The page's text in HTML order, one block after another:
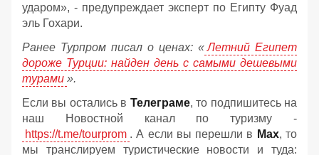
ударом», - предупреждает эксперт по Египту Фуад
эль Гохари.
Ранее Турпром писал о ценах: « Летний Египет
дороже Турции: найден день с самыми дешевыми
турами ».
Если вы остались в Телеграме, то подпишитесь на
наш Новостной канал по туризму -
https://t.me/tourprom . А если вы перешли в Мах, то
мы транслируем туристические новости и туда: